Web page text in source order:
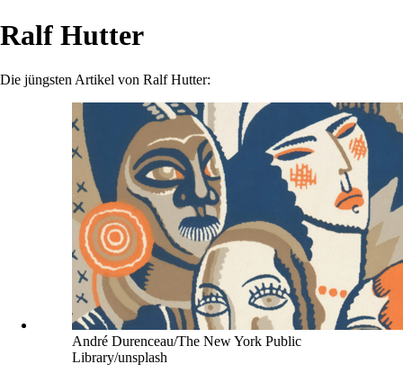
Ralf Hutter
Die jüngsten Artikel von Ralf Hutter:
André Durenceau/The New York Public
Library/unsplash